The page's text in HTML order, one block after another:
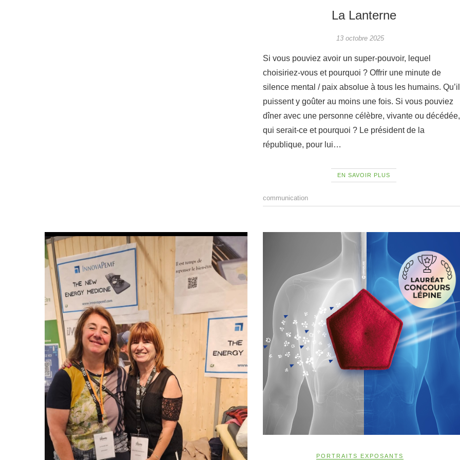
La Lanterne
13 octobre 2025
Si vous pouviez avoir un super-pouvoir, lequel
choisiriez-vous et pourquoi ? Offrir une minute de
silence mental / paix absolue à tous les humains.
puissent y goûter au moins une fois. Si vous pouviez
dîner avec une personne célèbre, vivante ou décédée,
qui serait-ce et pourquoi ? Le président de la
république, pour lui…
EN SAVOIR PLUS
communication
PORTRAITS EXPOSANTS